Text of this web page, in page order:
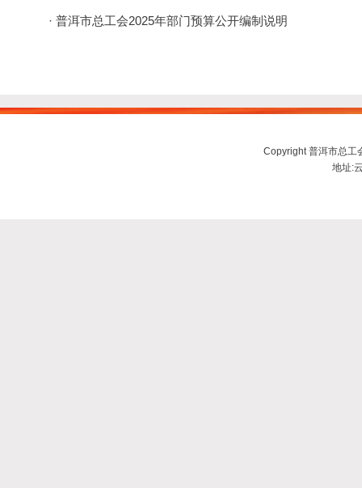
· 普洱市总工会2025年部门预算公开编制说明
Copyright 普洱市总
地址: